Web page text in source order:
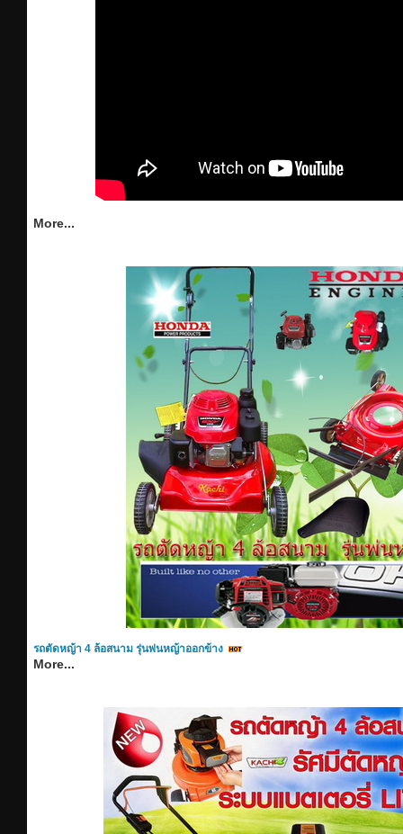
More...
รถตัดหญ้า 4 ล้อสนาม รุ่นพ่นหญ้าออกข้าง
More...